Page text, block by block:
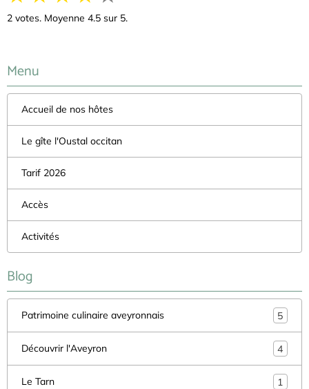
2 votes. Moyenne 4.5 sur 5.
Menu
Accueil de nos hôtes
Le gîte l'Oustal occitan
Tarif 2026
Accès
Activités
Blog
Patrimoine culinaire aveyronnais 5
Découvrir l'Aveyron 4
Le Tarn 1